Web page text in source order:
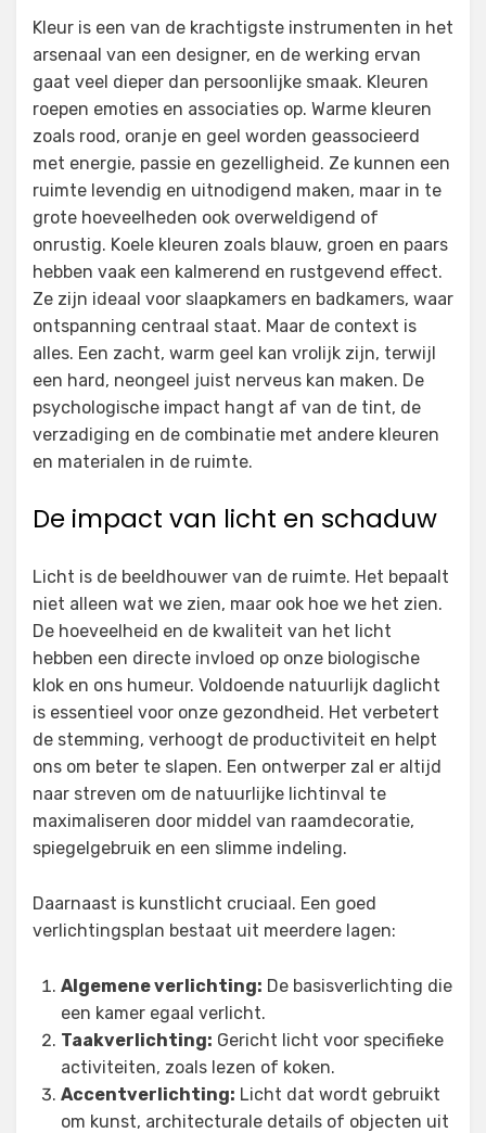
Kleur is een van de krachtigste instrumenten in het
arsenaal van een designer, en de werking ervan
gaat veel dieper dan persoonlijke smaak. Kleuren
roepen emoties en associaties op. Warme kleuren
zoals rood, oranje en geel worden geassocieerd
met energie, passie en gezelligheid. Ze kunnen een
ruimte levendig en uitnodigend maken, maar in te
grote hoeveelheden ook overweldigend of
onrustig. Koele kleuren zoals blauw, groen en paars
hebben vaak een kalmerend en rustgevend effect.
Ze zijn ideaal voor slaapkamers en badkamers, waar
ontspanning centraal staat. Maar de context is
alles. Een zacht, warm geel kan vrolijk zijn, terwijl
een hard, neongeel juist nerveus kan maken. De
psychologische impact hangt af van de tint, de
verzadiging en de combinatie met andere kleuren
en materialen in de ruimte.
De impact van licht en schaduw
Licht is de beeldhouwer van de ruimte. Het bepaalt
niet alleen wat we zien, maar ook hoe we het zien.
De hoeveelheid en de kwaliteit van het licht
hebben een directe invloed op onze biologische
klok en ons humeur. Voldoende natuurlijk daglicht
is essentieel voor onze gezondheid. Het verbetert
de stemming, verhoogt de productiviteit en helpt
ons om beter te slapen. Een ontwerper zal er altijd
naar streven om de natuurlijke lichtinval te
maximaliseren door middel van raamdecoratie,
spiegelgebruik en een slimme indeling.
Daarnaast is kunstlicht cruciaal. Een goed
verlichtingsplan bestaat uit meerdere lagen:
Algemene verlichting: De basisverlichting die
een kamer egaal verlicht.
Taakverlichting: Gericht licht voor specifieke
activiteiten, zoals lezen of koken.
Accentverlichting: Licht dat wordt gebruikt
om kunst, architecturale details of objecten uit